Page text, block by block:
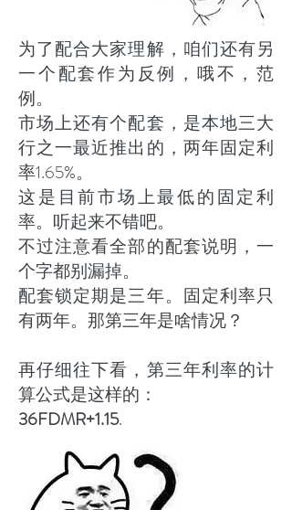
为了配合大家理解，咱们还有另
一个配套作为反例，哦不，范
例。
市场上还有个配套，是本地三大
行之一最近推出的，两年固定利
率1.65%。
这是目前市场上最低的固定利
率。听起来不错吧。
不过注意看全部的配套说明，一
个字都别漏掉。
配套锁定期是三年。固定利率只
有两年。那第三年是啥情况？
再仔细往下看，第三年利率的计
算公式是这样的：
36FDMR+1.15.